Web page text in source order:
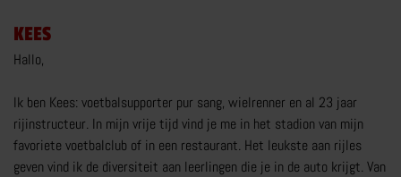
KEES
Hallo,
Ik ben Kees: voetbalsupporter pur sang, wielrenner en al 23 jaar
rijinstructeur. In mijn vrije tijd vind je me in het stadion van mijn
favoriete voetbalclub of in een restaurant. Het leukste aan rijles
geven vind ik de diversiteit aan leerlingen die je in de auto krijgt. Van
TRANSPORT RIJBEWIJS
TRANSPORTOPLEIDINGEN
C1 BEROEPSMATIG
MEER OVER TRANSPORT RIJBEWIJS